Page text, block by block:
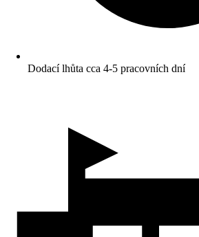
Dodací lhůta cca 4-5 pracovních dní